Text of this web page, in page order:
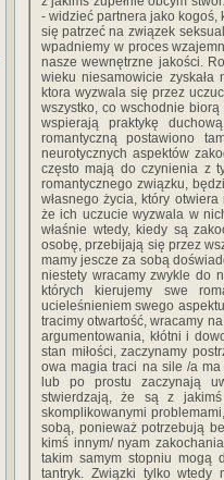
- widzieć partnera jako kogoś,
się patrzeć na związek
wpadniemy w proces
nasze wewnętrzne jakości.
wieku niesamowicie
ktora wyzwala się przez
wszystko, co wschodnie
wspierają praktykę
romantyczną postawiono
neurotycznych aspektów
często mają do czynienia z
romantycznego związku,
własnego życia, który
że ich uczucie wyzwala w
właśnie wtedy, kiedy są
osobę, przebijają się przez
mamy jescze za sobą
niestety wracamy zwykle do
których kierujemy swe
ucieleśnieniem swego
tracimy otwartość, wracamy
argumentowania, kłótni i
stan miłości, zaczynamy
owa magia traci na sile /a
lub po prostu zaczynają
stwierdzają, że są z
skomplikowanymi
sobą, ponieważ potrzebują
kimś innym/ nyam
takim samym stopniu mogą
tantryk. Związki tylko wtedy